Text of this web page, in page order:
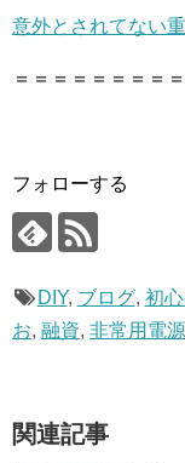
意外とされてない
＝＝＝＝＝＝＝＝
フォローする
DIY, ブログ, 初
お, 融資, 非常用電源
関連記事